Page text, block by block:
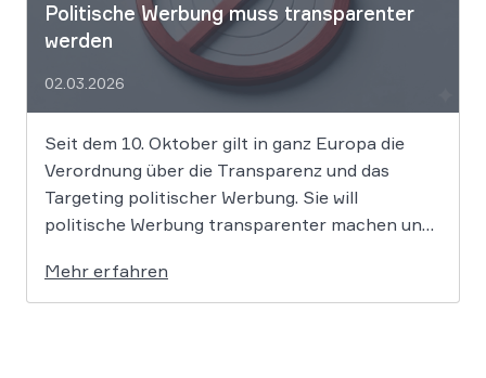
Politische Werbung muss transparenter
werden
02.03.2026
Seit dem 10. Oktober gilt in ganz Europa die
Verordnung über die Transparenz und das
Targeting politischer Werbung. Sie will
politische Werbung transparenter machen und
Daten. Die Regierung will die Verordnung in
Deutschland nun ergänzen. Die
Mehr erfahren